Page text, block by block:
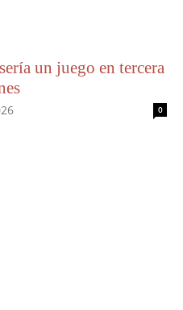
un juego en tercera
0